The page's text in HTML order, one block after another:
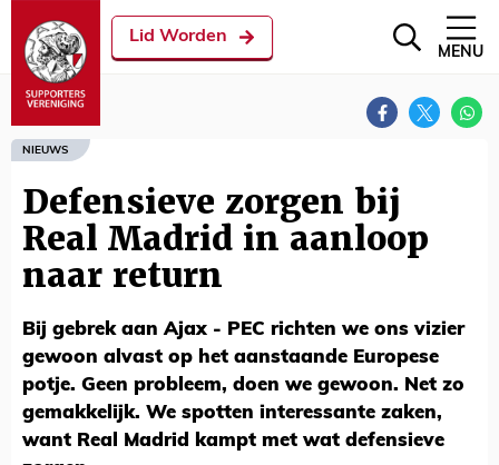
Lid Worden
MENU
NIEUWS
Defensieve zorgen bij
Real Madrid in aanloop
naar return
Bij gebrek aan Ajax - PEC richten we ons vizier
gewoon alvast op het aanstaande Europese
potje. Geen probleem, doen we gewoon. Net zo
gemakkelijk. We spotten interessante zaken,
want Real Madrid kampt met wat defensieve